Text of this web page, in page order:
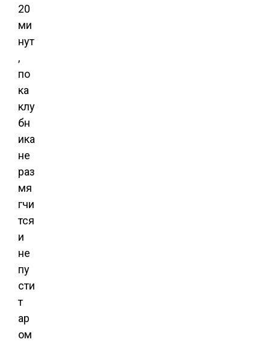
20
ми
нут
,
по
ка
клу
бн
ика
не
раз
мя
гчи
тся
и
не
пу
сти
т
ар
ом